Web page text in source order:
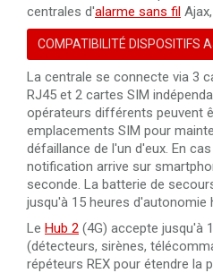
Détecteur de mouvement
à la demande Ajax
Détecteur de mouvement
MotionCam Outdoor pour
Détecteur d'incendie sans
température Ajax
Détecteur d'incendie sans
température Ajax
Détecteur d'incendie sans fil
chaleur et de fumée Ajax
centrales d'alarme sans fil
COMPATIBILITÉ DISPOSITIFS
La centrale se connecte via 3
RJ45 et 2 cartes SIM
opérateurs différents peuvent
emplacements SIM pour
défaillance de l'un d'eux. En
notification arrive sur
seconde. La batterie de
jusqu'à 15 heures d'autonomie
Le Hub 2 (4G) accepte jusqu'à
(détecteurs, sirènes,
répéteurs REX pour étendre la